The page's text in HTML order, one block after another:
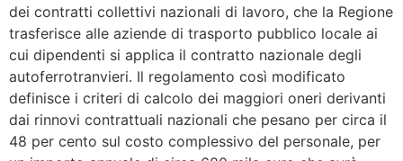
dei contratti collettivi nazionali di lavoro, che la Regione
trasferisce alle aziende di trasporto pubblico locale ai
cui dipendenti si applica il contratto nazionale degli
autoferrotranvieri. Il regolamento così modificato
definisce i criteri di calcolo dei maggiori oneri derivanti
dai rinnovi contrattuali nazionali che pesano per circa il
48 per cento sul costo complessivo del personale, per